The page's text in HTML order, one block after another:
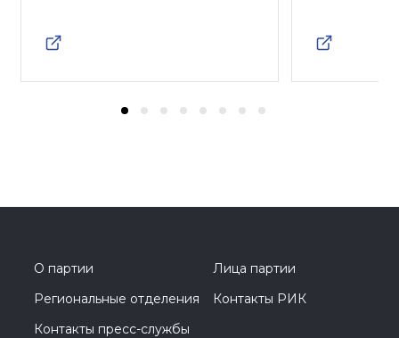
О партии
Лица партии
Региональные отделения
Контакты РИК
Контакты пресс-службы